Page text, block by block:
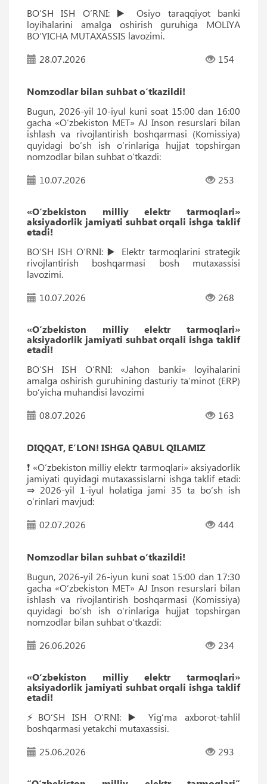
BO‘SH ISH O‘RNI: ▶️ Osiyo taraqqiyot banki
loyihalarini amalga oshirish guruhiga MOLIYA
BO‘YICHA MUTAXASSIS lavozimi.
28.07.2026
154
Nomzodlar bilan suhbat o‘tkazildi!
Bugun, 2026-yil 10-iyul kuni soat 15:00 dan 16:00
gacha «O‘zbekiston MET» AJ Inson resurslari bilan
ishlash va rivojlantirish boshqarmasi (Komissiya)
quyidagi bo‘sh ish o‘rinlariga hujjat topshirgan
nomzodlar bilan suhbat o‘tkazdi:
10.07.2026
253
«O‘zbekiston milliy elektr tarmoqlari»
aksiyadorlik jamiyati suhbat orqali ishga taklif
etadi!
BO‘SH ISH O‘RNI: ▶️ Elektr tarmoqlarini strategik
rivojlantirish boshqarmasi bosh mutaxassisi
lavozimi.
10.07.2026
268
«O‘zbekiston milliy elektr tarmoqlari»
aksiyadorlik jamiyati suhbat orqali ishga taklif
etadi!
BO‘SH ISH O‘RNI: «Jahon banki» loyihalarini
amalga oshirish guruhining dasturiy ta’minot (ERP)
bo‘yicha muhandisi lavozimi
08.07.2026
163
DIQQAT, EʼLON! ISHGA QABUL QILAMIZ
❗️ «O‘zbekiston milliy elektr tarmoqlari» aksiyadorlik
jamiyati quyidagi mutaxassislarni ishga taklif etadi:
⇒ 2026-yil 1-iyul holatiga jami 35 ta bo‘sh ish
o‘rinlari mavjud:
02.07.2026
444
Nomzodlar bilan suhbat o‘tkazildi!
Bugun, 2026-yil 26-iyun kuni soat 15:00 dan 17:30
gacha «O‘zbekiston MET» AJ Inson resurslari bilan
ishlash va rivojlantirish boshqarmasi (Komissiya)
quyidagi bo‘sh ish o‘rinlariga hujjat topshirgan
nomzodlar bilan suhbat o‘tkazdi:
26.06.2026
234
«O‘zbekiston milliy elektr tarmoqlari»
aksiyadorlik jamiyati suhbat orqali ishga taklif
etadi!
⚡️BO‘SH ISH O‘RNI: ▶️ Yig‘ma axborot-tahlil
boshqarmasi yetakchi mutaxassisi.
25.06.2026
293